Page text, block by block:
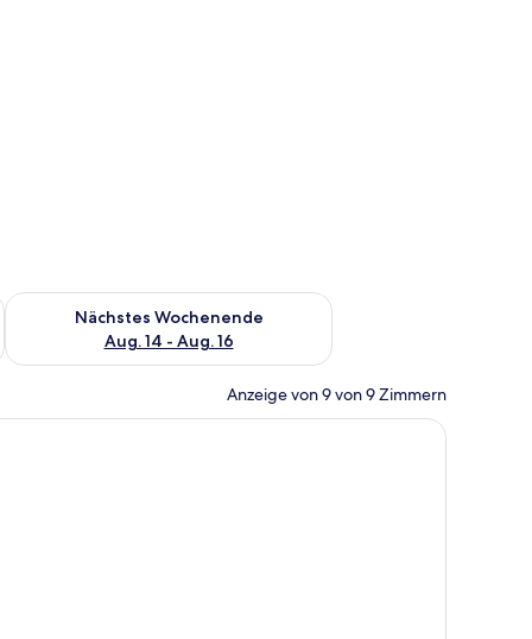
Aug. 7 - Aug. 9.
Nächstes Wochenende
Aug. 14 - Aug. 16
Überprüfe die Verfügbarkeit für nächstes Wochenende, Aug.
Anzeige von 9 von 9 Zimmern
und einem großen Fenster mit Blick.